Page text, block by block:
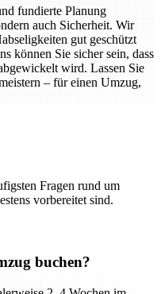
fundierte Planung
auch Sicherheit. Wir
gut geschützt
können Sie sicher sein, dass
wird. Lassen Sie
– für einen Umzug,
Fragen rund um
vorbereitet sind.
buchen?